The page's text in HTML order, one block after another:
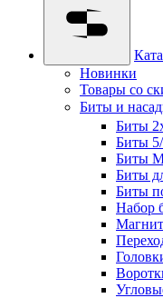
Новинки
Товары со
Биты и
Биты
Биты
Биты
Биты
Биты
Набор